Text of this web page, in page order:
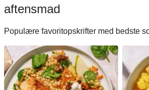
aftensmad
Populære favoritopskrifter med bedste